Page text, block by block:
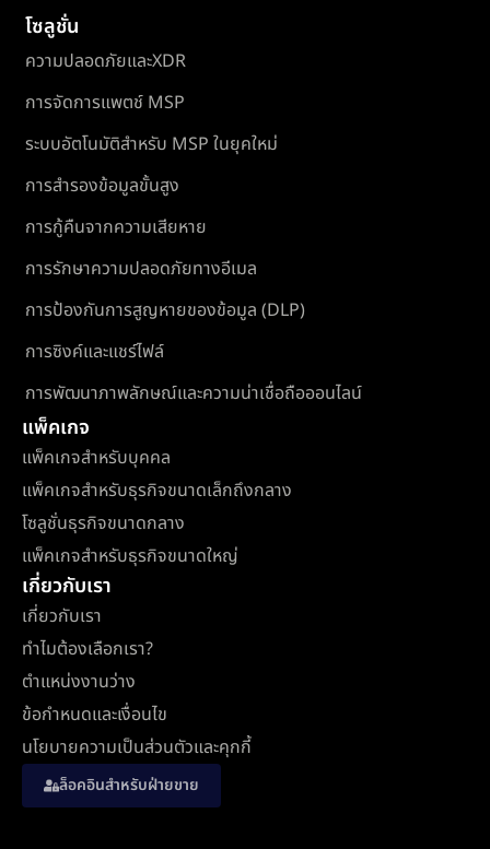
โซลูชั่น
ความปลอดภัยและXDR
การจัดการแพตช์ MSP
ระบบอัตโนมัติสำหรับ MSP ในยุคใหม่
การสำรองข้อมูลขั้นสูง
การกู้คืนจากความเสียหาย
การรักษาความปลอดภัยทางอีเมล
การป้องกันการสูญหายของข้อมูล (DLP)
การซิงค์และแชร์ไฟล์
การพัฒนาภาพลักษณ์และความน่าเชื่อถือออนไลน์
แพ็คเกจ
แพ็คเกจสำหรับบุคคล
แพ็คเกจสำหรับธุรกิจขนาดเล็กถึงกลาง
โซลูชั่นธุรกิจขนาดกลาง
แพ็คเกจสำหรับธุรกิจขนาดใหญ่
เกี่ยวกับเรา
เกี่ยวกับเรา
ทำไมต้องเลือกเรา?
ตำแหน่งงานว่าง
ข้อกำหนดและเงื่อนไข
นโยบายความเป็นส่วนตัวและคุกกี้
ล็อคอินสำหรับฝ่ายขาย